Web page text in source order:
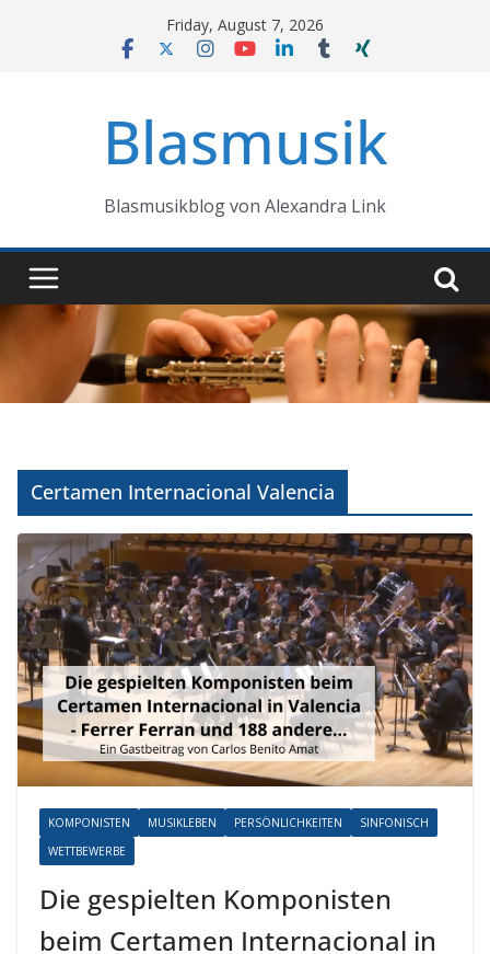
Friday, August 7, 2026
Blasmusik
Blasmusikblog von Alexandra Link
Certamen Internacional Valencia
KOMPONISTEN MUSIKLEBEN PERSÖNLICHKEITEN
SINFONISCH
WETTBEWERBE
Die gespielten Komponisten
beim Certamen Internacional in